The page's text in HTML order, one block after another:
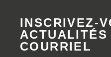
INSCRIVEZ-
ACTUALITÉS
COURRIEL